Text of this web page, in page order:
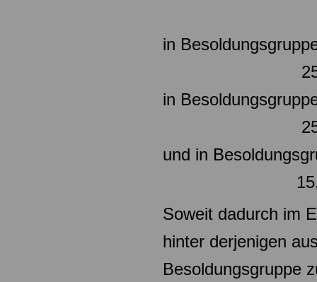
in
in
und in
Soweit dadurch im
hinter derjenigen
Besoldungsgruppe